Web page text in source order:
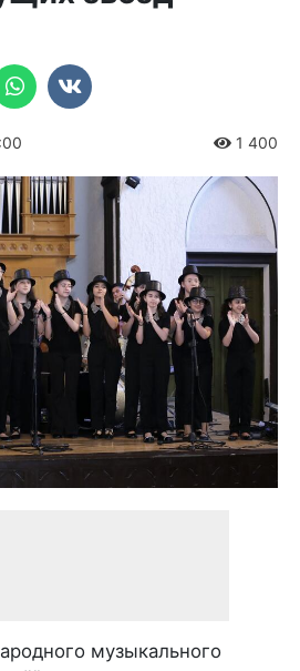
1 400
музыкального